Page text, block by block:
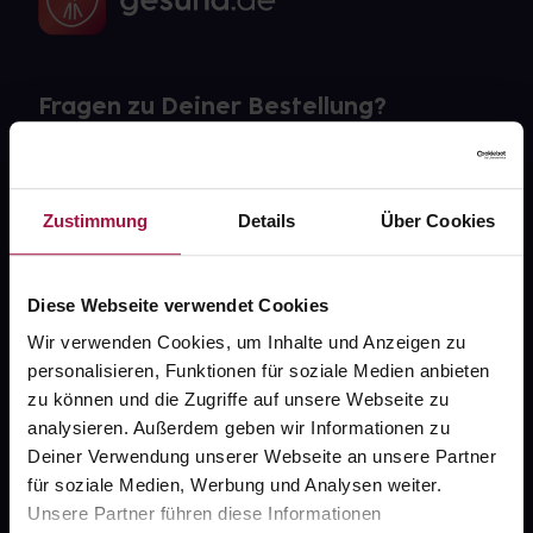
Zustimmung Details Über Cookies
Diese Webseite verwendet Cookies
Wir verwenden Cookies, um Inhalte und Anzeigen zu
personalisieren, Funktionen für soziale Medien anbieten
zu können und die Zugriffe auf unsere Webseite zu
analysieren. Außerdem geben wir Informationen zu
Deiner Verwendung unserer Webseite an unsere Partner
für soziale Medien, Werbung und Analysen weiter.
Unsere Partner führen diese Informationen
Fragen zu Deiner Bestellung?
FAQ
gesund.de
Über uns
Karriere